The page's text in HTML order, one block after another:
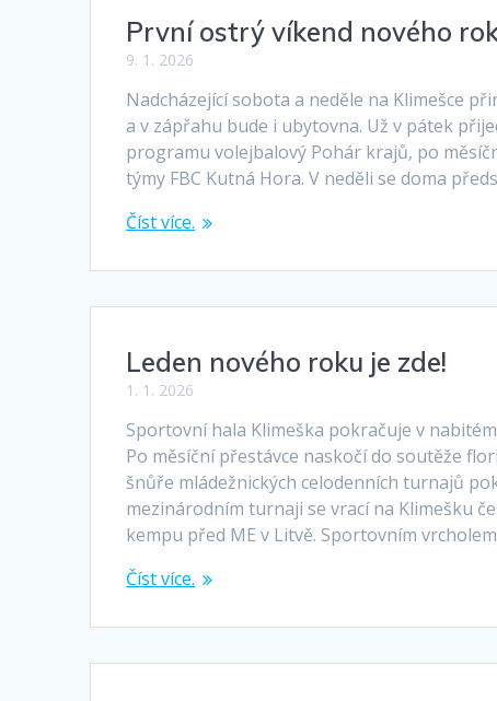
První ostrý víkend nového
9. 1. 2026
Nadcházející sobota a neděle na Klimešce
a v zápřahu bude i ubytovna. Už v pátek
programu volejbalový Pohár krajů, po
týmy FBC Kutná Hora. V neděli se doma
Číst více.
Leden nového roku je zde!
1. 1. 2026
Sportovní hala Klimeška pokračuje v
Po měsíční přestávce naskočí do soutěže
šnůře mládežnických celodenních turnajů
mezinárodním turnaji se vrací na Klimešku
kempu před ME v Litvě. Sportovním
Číst více.